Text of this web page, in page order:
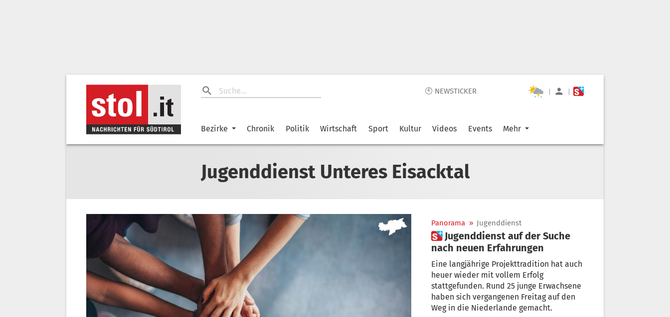
🕙 NEWSTICKER | |
Bezirke Chronik Politik Wirtschaft Sport Kultur Videos Events Mehr
Jugenddienst Unteres Eisacktal
Panorama » Jugenddienst
 Jugenddienst auf der Suche
nach neuen Erfahrungen
Eine langjährige Projekttradition hat auch
heuer wieder mit vollem Erfolg
stattgefunden. Rund 25 junge Erwachsene
haben sich vergangenen Freitag auf den
Weg in die Niederlande gemacht.